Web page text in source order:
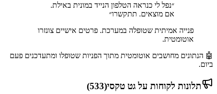
״נפל לי כנראה הטלפון הנייד במונית באילת.
אם מוצאים. תתקשרו״
פנייה אמיתית שטופלה במערכת. פרטים אישיים צונזרו
אוטומטית.
🤖 הנתונים מחושבים אוטומטית מתוך הפניות שטופלו ומתעדכנים פעם
ביום.
תלונות לקוחות על גט טקסי(
533
)